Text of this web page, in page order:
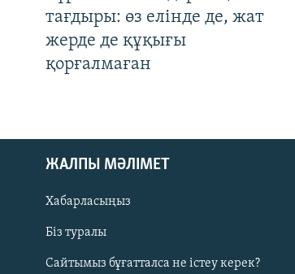
Русский
тағдыры: өз елінде де, жат
жерде де құқығы
қорғалмаған
ЖАЛПЫ МӘЛІМЕТ
Хабарласыңыз
Біз туралы
Сайтымыз бұғатталса не істеу керек?